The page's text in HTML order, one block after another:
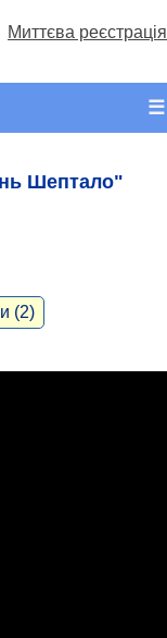
Миттєва реєстрація
☰
Шептало"
(2)